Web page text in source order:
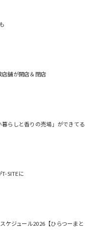
舗が開店＆閉店
らしと香りの売場」ができてる
SITEに
ケジュール2026【ひらつーまと